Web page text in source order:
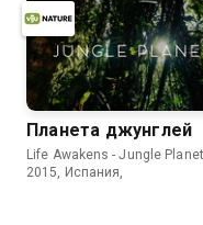
Планета джунглей
Life Awakens - Jungle Planet
2015, Испания,